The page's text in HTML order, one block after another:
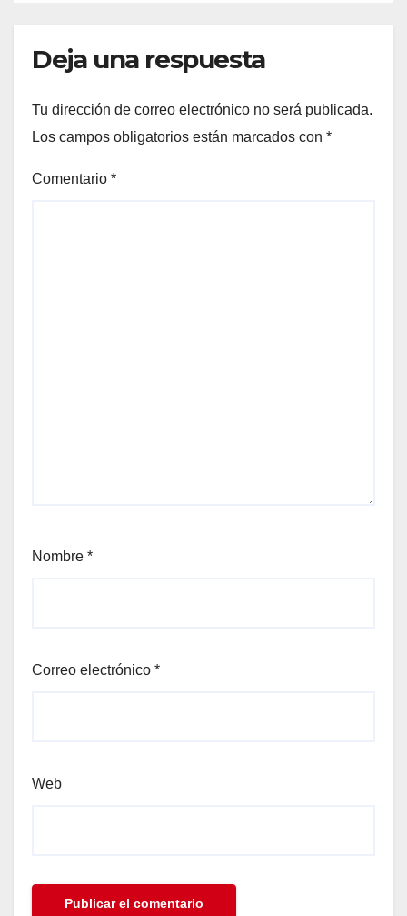
Deja una respuesta
Tu dirección de correo electrónico no será publicada.
Los campos obligatorios están marcados con *
Comentario *
Nombre *
Correo electrónico *
Web